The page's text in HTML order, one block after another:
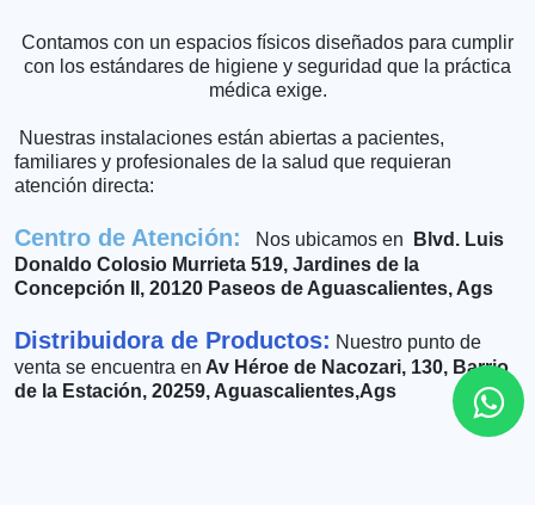
Contamos con un espacios físicos diseñados para cumplir
con los estándares de higiene y seguridad que la práctica
médica exige.
Nuestras instalaciones están abiertas a pacientes,
familiares y profesionales de la salud que requieran
atención directa:
Centro de Atención: Nos ubicamos en
Blvd. Luis
Donaldo Colosio Murrieta 519, Jardines de la
Concepción II, 20120 Paseos de Aguascalientes, Ags
Distribuidora de Productos: Nuestro punto de
venta se encuentra en Av Héroe de Nacozari, 130, Barrio
de la Estación, 20259, Aguascalientes,Ags